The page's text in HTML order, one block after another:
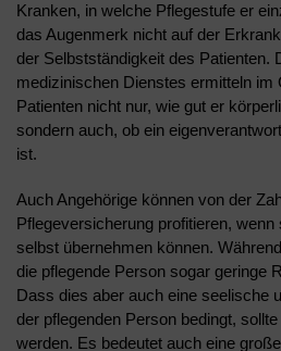
Kranken, in welche Pflegestufe er
das Augenmerk nicht auf der
der Selbstständigkeit des Patienten.
medizinischen Dienstes ermitteln im
Patienten nicht nur, wie gut er
sondern auch, ob ein
ist.
Auch Angehörige können von der
Pflegeversicherung profitieren,
selbst übernehmen können.
die pflegende Person sogar geringe
Dass dies aber auch eine seelische
der pflegenden Person bedingt,
werden. Es bedeutet auch eine